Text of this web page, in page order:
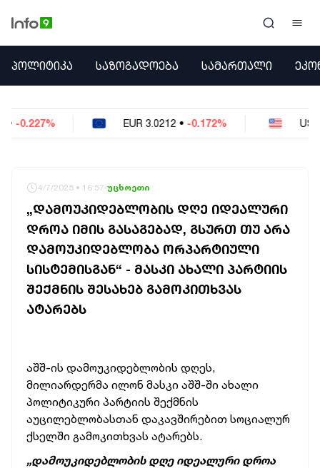
ᲞᲝᲚᲘᲢᲘᲙᲐ
ᲔᲙᲝᲜᲝᲛᲘᲙᲐ
ᲣᲪᲮᲝᲔᲗᲘ
ᲐᲛᲘᲜᲓᲘ
ᲡᲐᲛᲮᲔᲓᲠᲝ
ᲠᲔᲒᲘᲝᲜᲘ
ᲘᲜᲢᲔᲠᲕᲘᲣ
ᲑᲘᲖᲜᲔᲡᲘ
ᲞᲝᲚᲘᲢᲘᲙᲐ ᲡᲐᲖᲝᲒᲐᲓᲝᲔᲑᲐ ᲡᲐᲛᲐᲠᲗᲐᲚᲘ
EUR 3.0212 -0.172% USD 2.621 -0.05%
4/7/2025 • 16:57 უცხოეთი
„ᲓᲐᲛᲝᲣᲙᲘᲓᲔᲑᲚᲝᲑᲘᲡ ᲓᲦᲔ ᲘᲓᲔᲐᲚᲣᲠᲘ
ᲓᲠᲝᲐ ᲘᲛᲘᲡ ᲒᲐᲡᲐᲒᲔᲑᲐᲓ, ᲒᲡᲣᲠᲗ ᲗᲣ ᲐᲠᲐ
ᲓᲐᲛᲝᲣᲙᲘᲓᲔᲑᲚᲝᲑᲐ ᲝᲠᲞᲐᲠᲢᲘᲣᲚᲘ
ᲡᲘᲡᲢᲔᲛᲘᲡᲒᲐᲜ“ - ᲛᲐᲡᲙᲘ ᲐᲮᲐᲚᲘ ᲞᲐᲠᲢᲘᲘᲡ
ᲨᲔᲥᲛᲜᲘᲡ ᲨᲔᲡᲐᲮᲔᲑ ᲒᲐᲛᲝᲙᲘᲗᲮᲕᲐᲡ
ᲐᲢᲐᲠᲔᲑᲡ
აშშ-ის დამოუკიდებლობის დღეს,
მილიარდერმა ილონ მასკი აშშ-ში ახალი
პოლიტიკური პარტიის შექმნის
აუცილებლობასთან დაკავშირებით სოციალურ
ქსელში გამოკითხვას ატარებს.
„დამოუკიდებლობის დღე იდეალური დროა